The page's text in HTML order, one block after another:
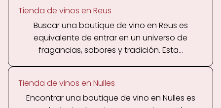
Tienda de vinos en Reus
Buscar una boutique de vino en Reus es
equivalente de entrar en un universo de
fragancias, sabores y tradición. Esta...
Tienda de vinos en Nulles
Encontrar una boutique de vino en Nulles es